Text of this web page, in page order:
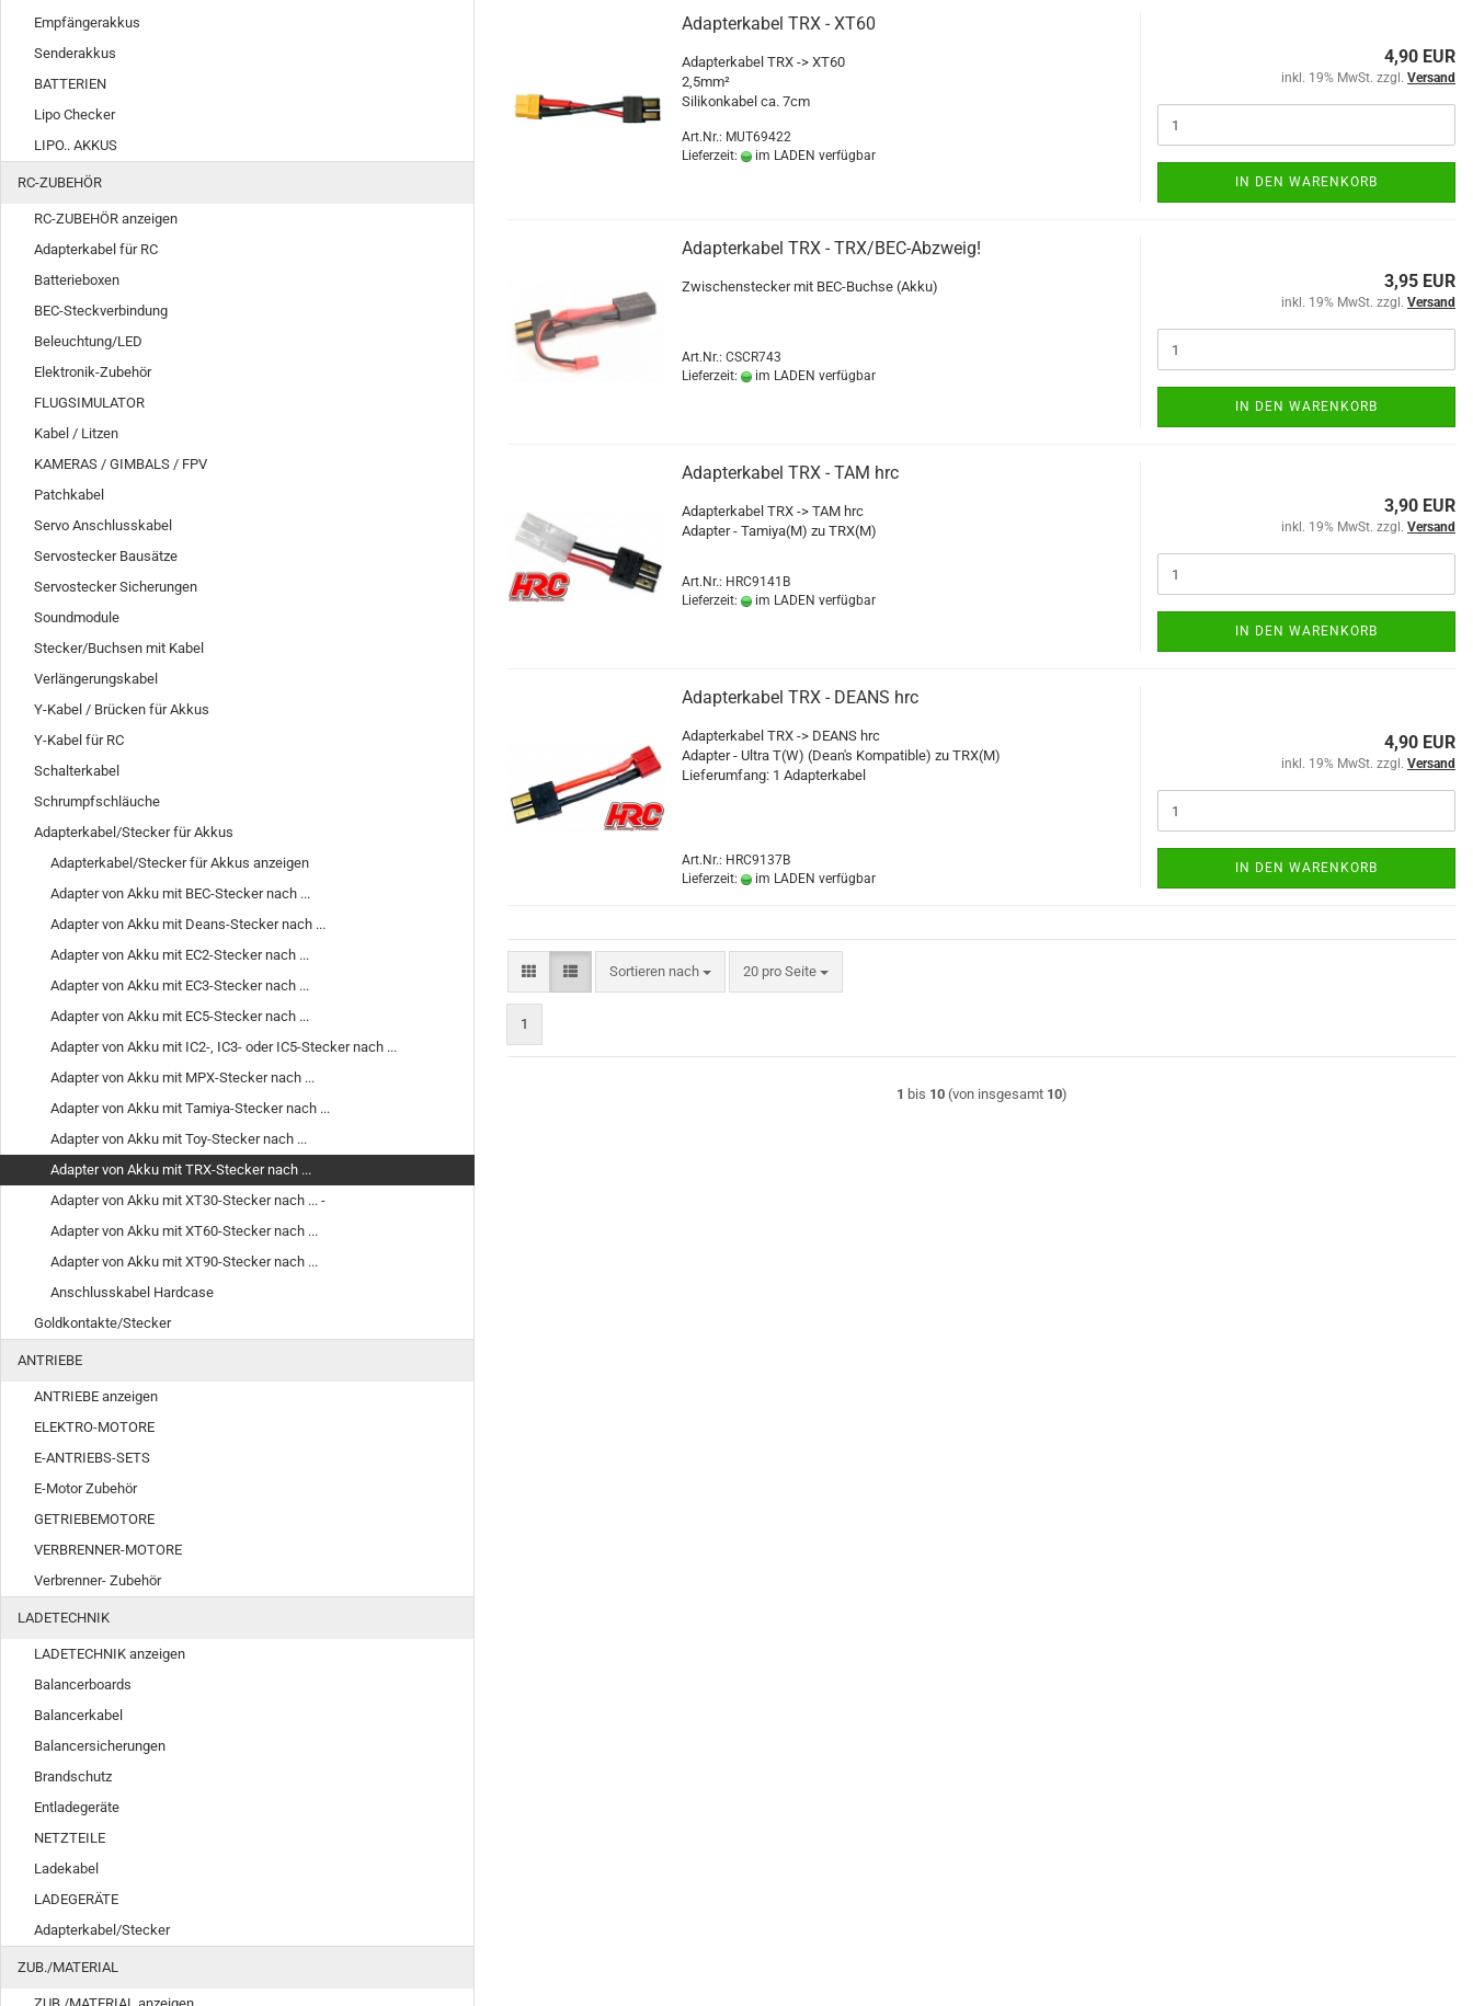
Adapterkabel TRX - XT60
Adapterkabel TRX -> XT60
2,5mm²
Silikonkabel ca. 7cm
Art.Nr.: MUT69422
Lieferzeit:
im LADEN verfügbar
4,90 EUR
inkl. 19% MwSt. zzgl. Versand
IN DEN WARENKORB
Adapterkabel TRX - TRX/BEC-Abzweig!
Zwischenstecker mit BEC-Buchse (Akku)
Art.Nr.: CSCR743
Lieferzeit:
im LADEN verfügbar
3,95 EUR
inkl. 19% MwSt. zzgl. Versand
IN DEN WARENKORB
Adapterkabel TRX - TAM hrc
Adapterkabel TRX -> TAM hrc
Adapter - Tamiya(M) zu TRX(M)
Art.Nr.: HRC9141B
Lieferzeit:
im LADEN verfügbar
3,90 EUR
inkl. 19% MwSt. zzgl. Versand
IN DEN WARENKORB
Adapterkabel TRX - DEANS hrc
Adapterkabel TRX -> DEANS hrc
Adapter - Ultra T(W) (Dean's Kompatible) zu TRX(M)
Lieferumfang: 1 Adapterkabel
Art.Nr.: HRC9137B
Lieferzeit:
im LADEN verfügbar
4,90 EUR
inkl. 19% MwSt. zzgl. Versand
IN DEN WARENKORB
Sortieren nach
Sortieren nach 20 pro Seite
pro Seite
1
1 bis 10 (von insgesamt 10)
Empfängerakkus
Senderakkus
BATTERIEN
Lipo Checker
LIPO.. AKKUS
RC-ZUBEHÖR
RC-ZUBEHÖR anzeigen
Adapterkabel für RC
Batterieboxen
BEC-Steckverbindung
Beleuchtung/LED
Elektronik-Zubehör
FLUGSIMULATOR
Kabel / Litzen
KAMERAS / GIMBALS / FPV
Patchkabel
Servo Anschlusskabel
Servostecker Bausätze
Servostecker Sicherungen
Soundmodule
Stecker/Buchsen mit Kabel
Verlängerungskabel
Y-Kabel / Brücken für Akkus
Y-Kabel für RC
Schalterkabel
Schrumpfschläuche
Adapterkabel/Stecker für Akkus
Adapterkabel/Stecker für Akkus anzeigen
Adapter von Akku mit BEC-Stecker nach ...
Adapter von Akku mit Deans-Stecker nach ...
Adapter von Akku mit EC2-Stecker nach ...
Adapter von Akku mit EC3-Stecker nach ...
Adapter von Akku mit EC5-Stecker nach ...
Adapter von Akku mit IC2-, IC3- oder IC5-Stecker nach ...
Adapter von Akku mit MPX-Stecker nach ...
Adapter von Akku mit Tamiya-Stecker nach ...
Adapter von Akku mit Toy-Stecker nach ...
Adapter von Akku mit TRX-Stecker nach ...
Adapter von Akku mit XT30-Stecker nach ... -
Adapter von Akku mit XT60-Stecker nach ...
Adapter von Akku mit XT90-Stecker nach ...
Anschlusskabel Hardcase
Goldkontakte/Stecker
ANTRIEBE
ANTRIEBE anzeigen
ELEKTRO-MOTORE
E-ANTRIEBS-SETS
E-Motor Zubehör
GETRIEBEMOTORE
VERBRENNER-MOTORE
Verbrenner- Zubehör
LADETECHNIK
LADETECHNIK anzeigen
Balancerboards
Balancerkabel
Balancersicherungen
Brandschutz
Entladegeräte
NETZTEILE
Ladekabel
LADEGERÄTE
Adapterkabel/Stecker
ZUB./MATERIAL